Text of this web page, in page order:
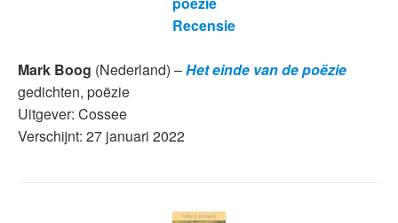
Mark Boog (Nederland) –Het einde van de poëzie
gedichten, poëzie
Uitgever: Cossee
Verschijnt: 27 januari 2022